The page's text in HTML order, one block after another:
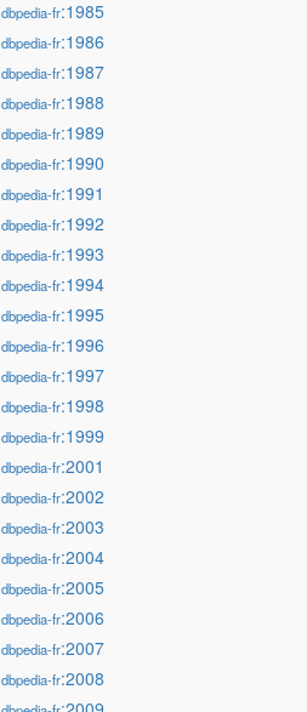
dbpedia-fr:1985
dbpedia-fr:1986
dbpedia-fr:1987
dbpedia-fr:1988
dbpedia-fr:1989
dbpedia-fr:1990
dbpedia-fr:1991
dbpedia-fr:1992
dbpedia-fr:1993
dbpedia-fr:1994
dbpedia-fr:1995
dbpedia-fr:1996
dbpedia-fr:1997
dbpedia-fr:1998
dbpedia-fr:1999
dbpedia-fr:2001
dbpedia-fr:2002
dbpedia-fr:2003
dbpedia-fr:2004
dbpedia-fr:2005
dbpedia-fr:2006
dbpedia-fr:2007
dbpedia-fr:2008